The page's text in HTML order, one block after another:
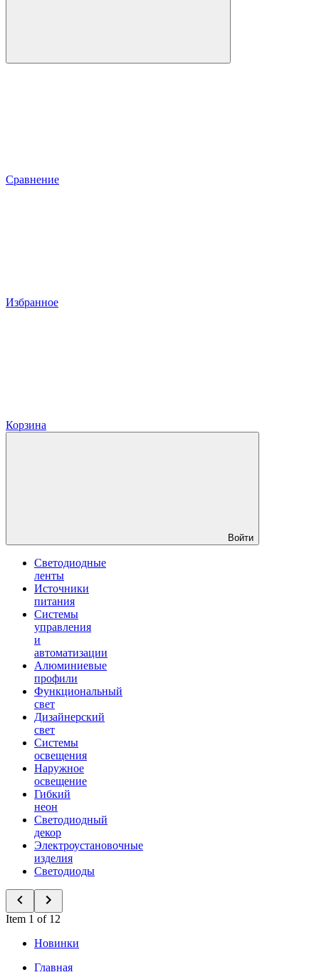
Сравнение
Избранное
Корзина
Войти
Светодиодные
ленты
Источники
питания
Системы
управления
и
автоматизации
Алюминиевые
профили
Функциональный
свет
Дизайнерский
свет
Системы
освещения
Наружное
освещение
Гибкий
неон
Светодиодный
декор
Электроустановочные
изделия
Светодиоды
Item 1 of 12
Новинки
Главная